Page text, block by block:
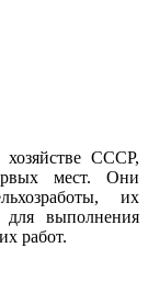
СССР,
мест. Они
их
для выполнения
работ.